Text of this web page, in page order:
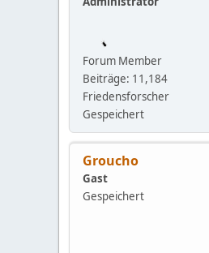
Forum Member
Beiträge: 11,184
Friedensforscher
Gespeichert
Groucho
Gast
Gespeichert